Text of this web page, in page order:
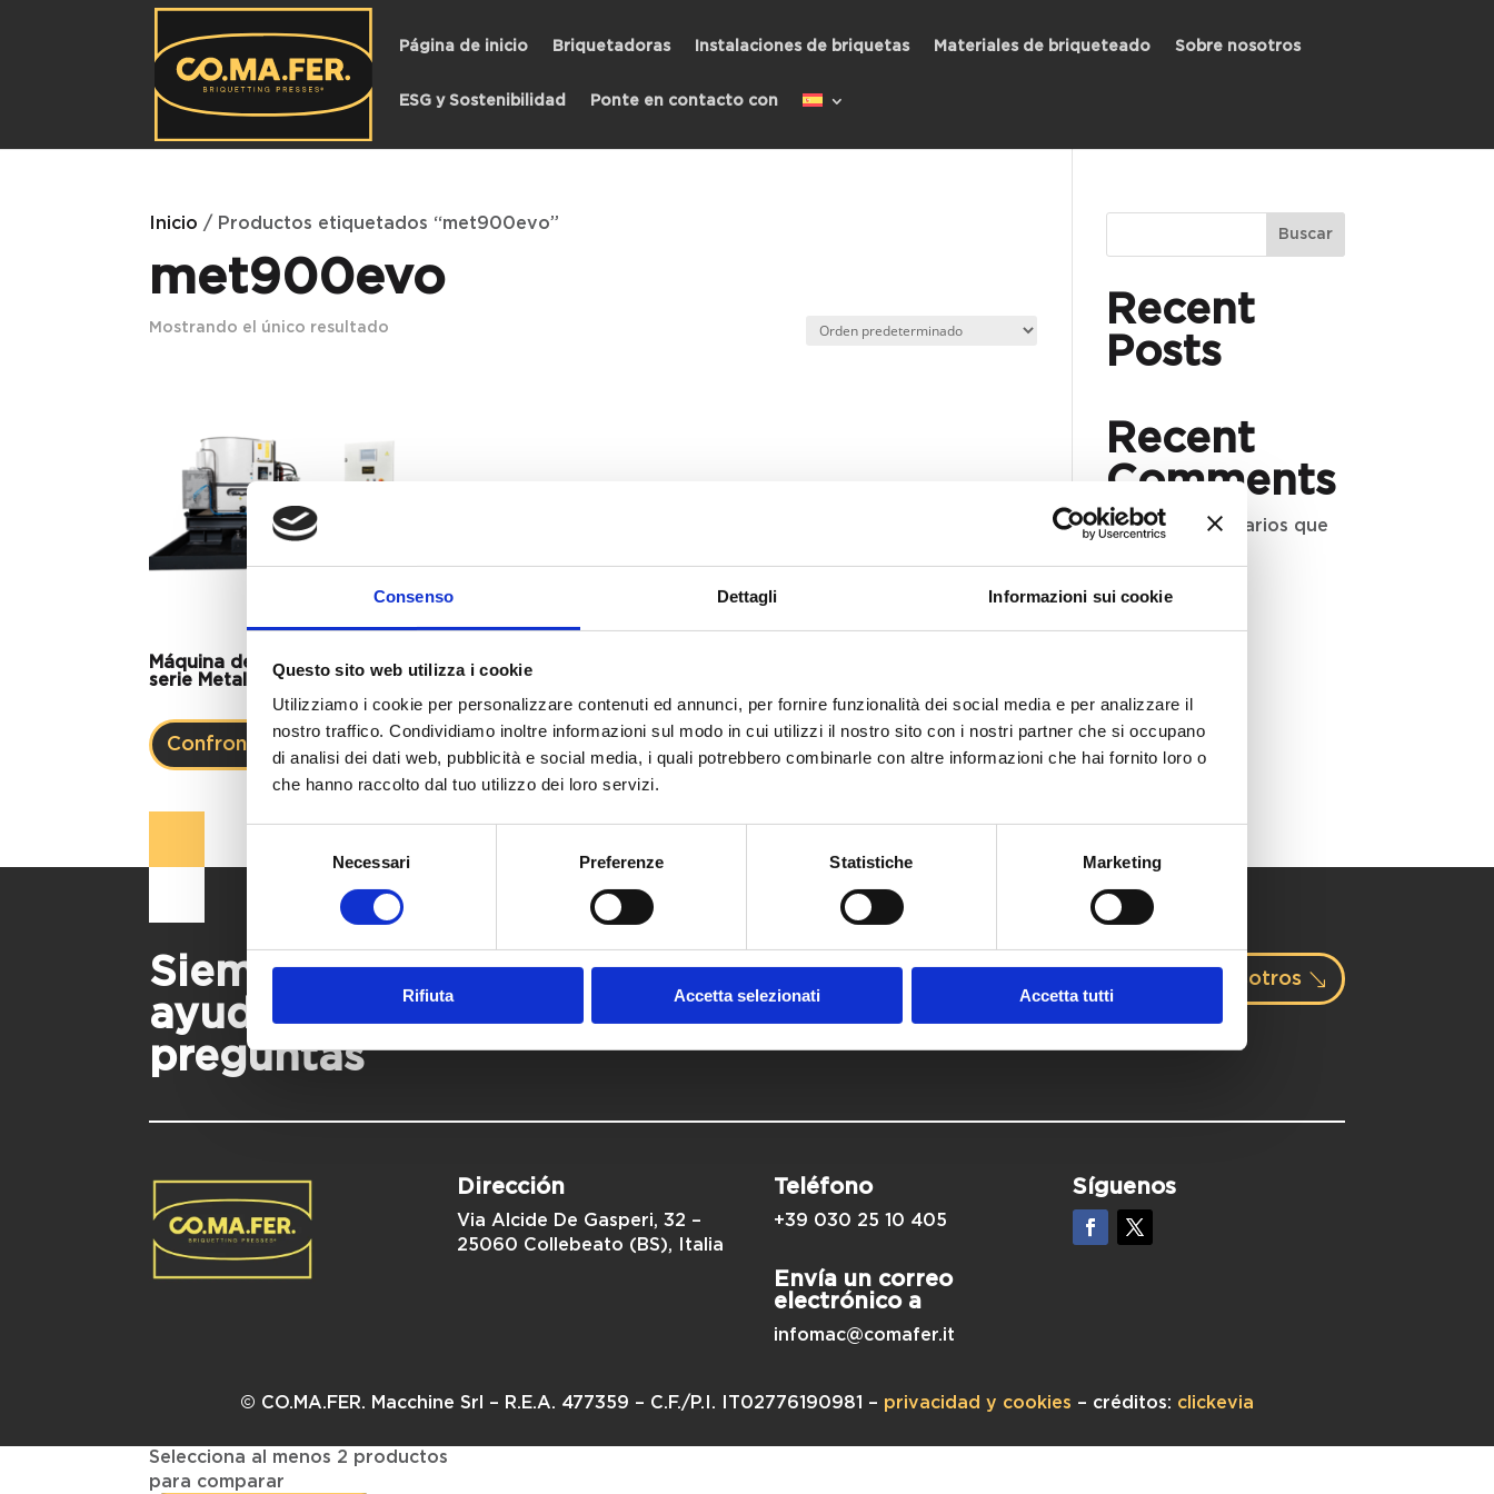
Consenso Dettagli Informazioni sui cookie
Questo sito web utilizza i cookie
Utilizziamo i cookie per personalizzare contenuti ed annunci, per fornire funzionalità dei social media e per analizzare il
nostro traffico. Condividiamo inoltre informazioni sul modo in cui utilizzi il nostro sito con i nostri partner che si occupano
di analisi dei dati web, pubblicità e social media, i quali potrebbero combinarle con altre informazioni che hai fornito loro o
che hanno raccolto dal tuo utilizzo dei loro servizi.
del
Necessari Preferenze Statistiche Marketing
Rifiuta Accetta selezionati Accetta tutti
Página de inicio Briquetadoras Instalaciones de briquetas Materiales de briqueteado Sobre nosotros
ESG y Sostenibilidad Ponte en contacto con
Inicio / Productos etiquetados “met900evo”
met900evo
Mostrando el único resultado
Máquina de briquetado de la
serie Metalpress 900 EVO
Confronta
Buscar
Recent
Posts
Recent
Comments
No hay comentarios que
Siempre estamos dispuestos a
ayudarte y a responder a tus
preguntas
Contacta con nosotros
Dirección
Via Alcide De Gasperi, 32 –
25060 Collebeato (BS), Italia
Teléfono
+39 030 25 10 405
Envía un correo
electrónico a
infomac@comafer.it
Síguenos
© CO.MA.FER. Macchine Srl – R.E.A. 477359 – C.F./P.I. IT02776190981 – privacidad y cookies – créditos: clickevia
Selecciona al menos 2 productos
para comparar